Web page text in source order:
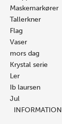
Maskemarkører
Tallerkner
Flag
Vaser
mors dag
Krystal serie
Ler
Ib laursen
Jul
INFORMATION